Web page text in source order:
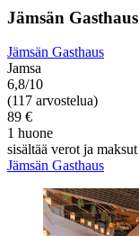
Jämsän Gasthaus
Jämsän Gasthaus
Jamsa
6,8/10
(117 arvostelua)
89 €
1 huone
sisältää verot ja maksut
Jämsän Gasthaus